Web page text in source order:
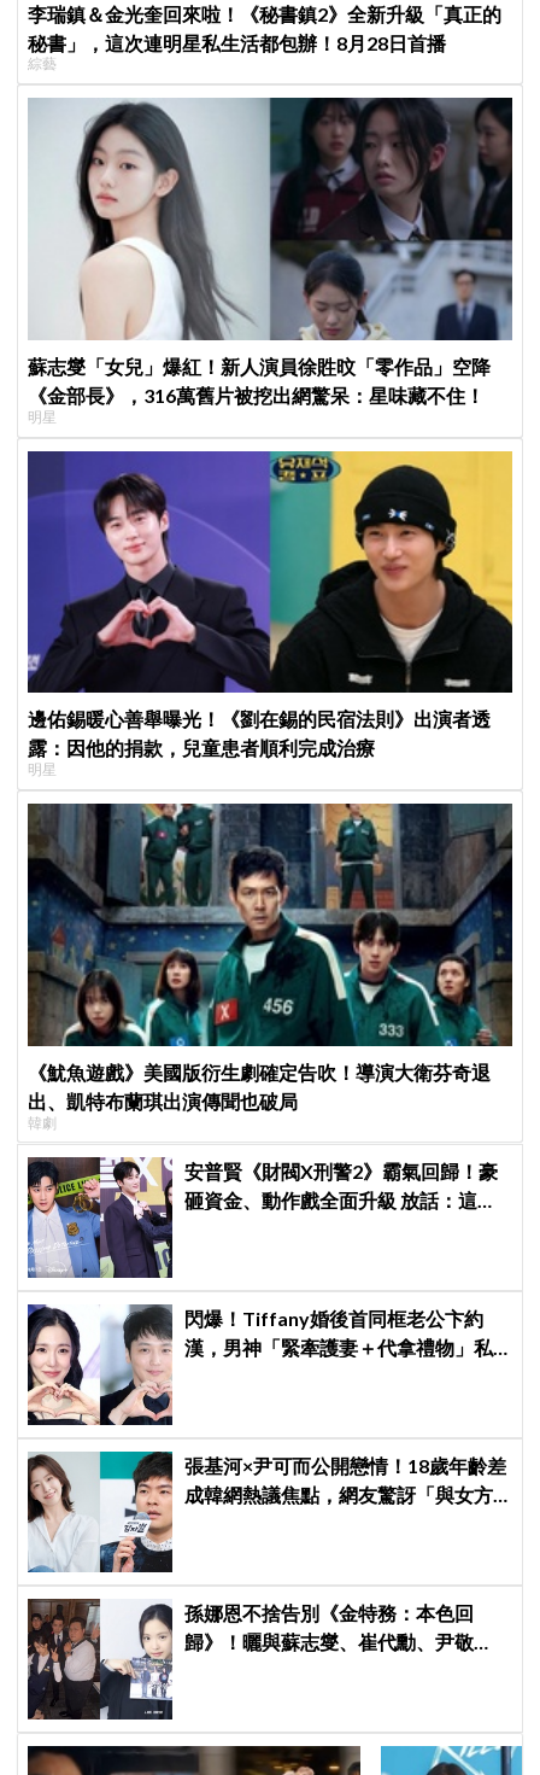
李瑞鎮＆金光奎回來啦！《秘書鎮2》全新升級「真正的
秘書」，這次連明星私生活都包辦！8月28日首播
綜藝
蘇志燮「女兒」爆紅！新人演員徐貹旼「零作品」空降
《金部長》，316萬舊片被挖出網驚呆：星味藏不住！
明星
邊佑錫暖心善舉曝光！《劉在錫的民宿法則》出演者透
露：因他的捐款，兒童患者順利完成治療
明星
《魷魚遊戲》美國版衍生劇確定告吹！導演大衛芬奇退
出、凱特布蘭琪出演傳聞也破局
韓劇
安普賢《財閥X刑警2》霸氣回歸！豪
砸資金、動作戲全面升級 放話：這次
閃爆！Tiffany婚後首同框老公卞約
漢，男神「緊牽護妻＋代拿禮物」私
張基河×尹可而公開戀情！18歲年齡差
成韓網熱議焦點，網友驚訝「與女方
孫娜恩不捨告別《金特務：本色回
歸》！曬與蘇志燮、崔代勳、尹敬